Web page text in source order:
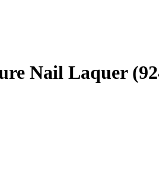
Nail Laquer